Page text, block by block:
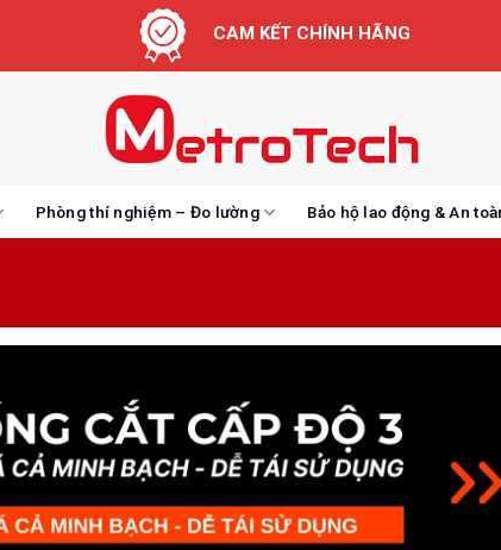
CAM KẾT CHÍNH HÃNG
Phòng thí nghiệm – Đo lường Bảo hộ lao động & An